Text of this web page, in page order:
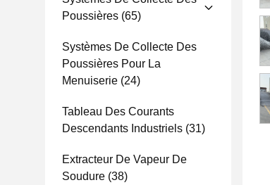
Poussières (65)
Systèmes De Collecte Des
Poussières Pour La
Menuiserie (24)
Tableau Des Courants
Descendants Industriels (31)
Extracteur De Vapeur De
Soudure (38)